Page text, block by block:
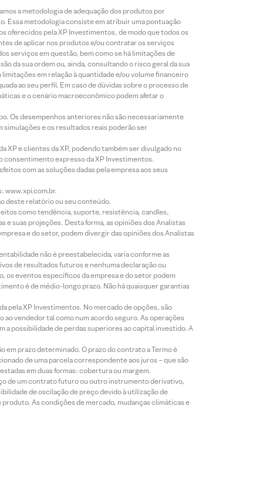
a metodologia de adequação dos produtos por
Essa metodologia consiste em atribuir uma pontuação
oferecidos pela XP Investimentos, de modo que todos os
de aplicar nos produtos e/ou contratar os serviços
serviços em questão, bem como se há limitações de
da sua ordem ou, ainda, consultando o risco geral da sua
em relação à quantidade e/ou volume financeiro
ao seu perfil. Em caso de dúvidas sobre o processo de
e o cenário macroeconômico podem afetar o
Os desempenhos anteriores não são necessariamente
e os resultados reais poderão ser
e clientes da XP, podendo também ser divulgado no
consentimento expresso da XP Investimentos.
com as soluções dadas pela empresa aos seus
www.xpi.com.br.
deste relatório ou seu conteúdo.
como tendência, suporte, resistência, candles,
e suas projeções. Desta forma, as opiniões dos Analistas
e do setor, podem divergir das opiniões dos Analistas
não é preestabelecida, varia conforme as
de resultados futuros e nenhuma declaração ou
os eventos específicos da empresa e do setor podem
é de médio-longo prazo. Não há quaisquer garantias
pela XP Investimentos. No mercado de opções, são
vendedor tal como num acordo seguro. As operações
possibilidade de perdas superiores ao capital investido. A
em prazo determinado. O prazo do contrato a Termo é
de uma parcela correspondente aos juros – que são
em duas formas: cobertura ou margem.
de um contrato futuro ou outro instrumento derivativo,
de oscilação de preço devido à utilização de
As condições de mercado, mudanças climáticas e